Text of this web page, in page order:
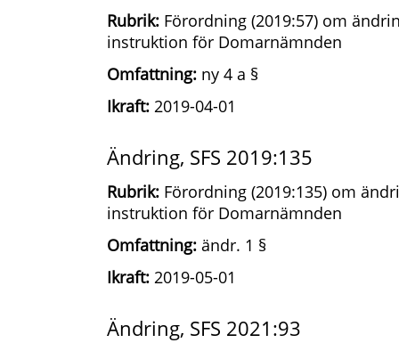
Rubrik: Förordning (2019:57) om
instruktion för Domarnämnden
Omfattning: ny 4 a §
Ikraft: 2019-04-01
Ändring, SFS 2019:135
Rubrik: Förordning (2019:135) om
instruktion för Domarnämnden
Omfattning: ändr. 1 §
Ikraft: 2019-05-01
Ändring, SFS 2021:93